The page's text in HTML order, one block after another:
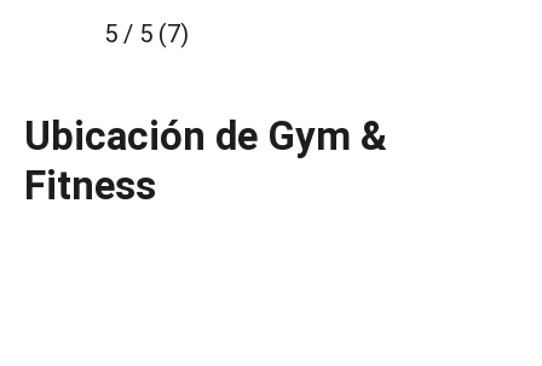
5 / 5 (7)
Ubicación de Gym &
Fitness